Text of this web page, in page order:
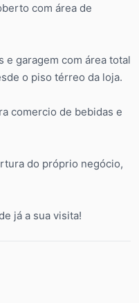
com área de
e garagem com área total
o piso térreo da loja.
comercio de bebidas e
do próprio negócio,
já a sua visita!